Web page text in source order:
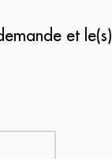
et le(s)